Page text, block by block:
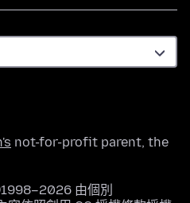
not-for-profit parent, the
由個別